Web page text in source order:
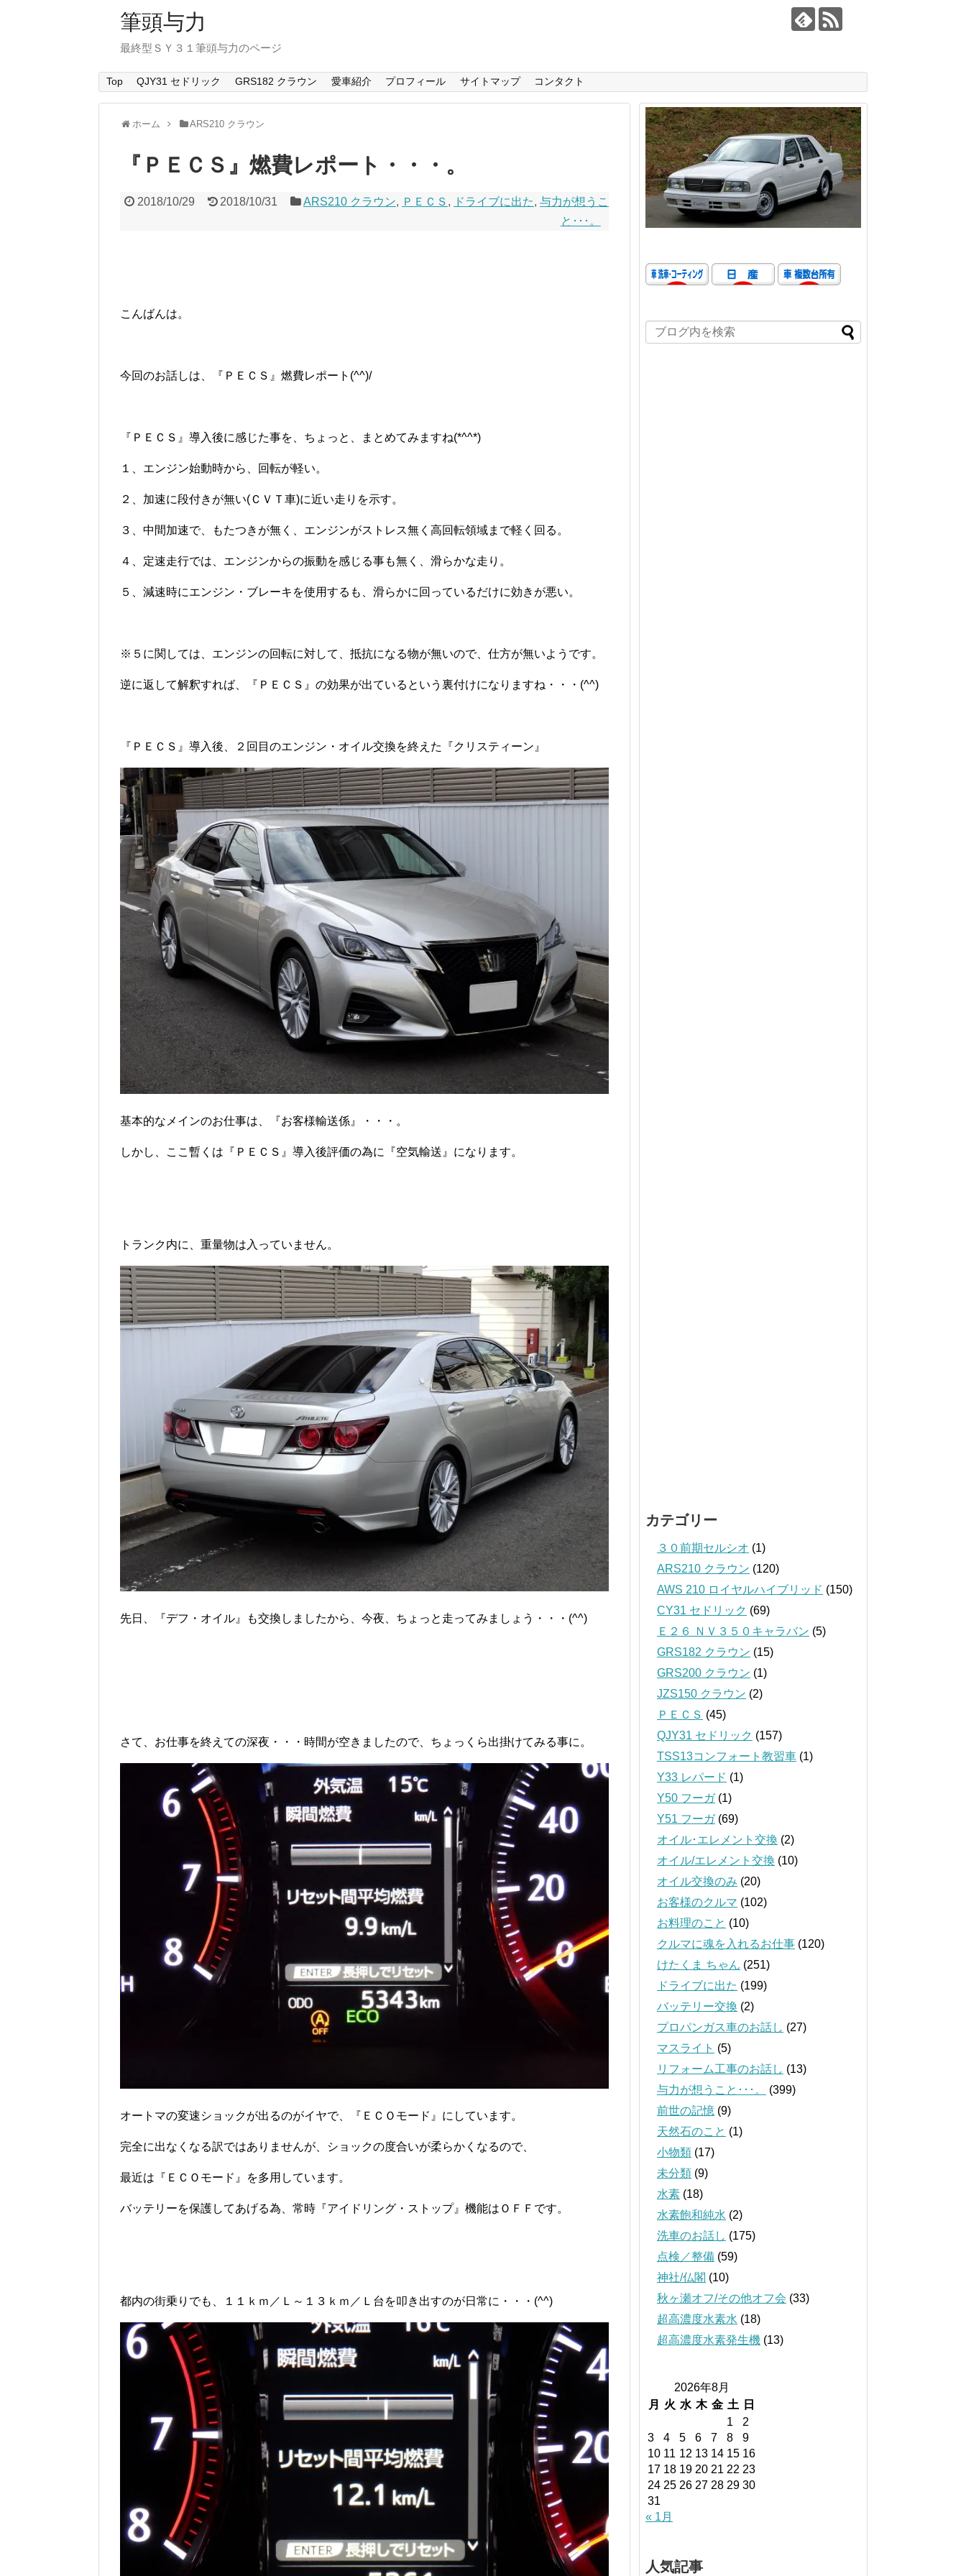
筆頭与力
最終型ＳＹ３１筆頭与力のページ
Top QJY31 セドリック GRS182 クラウン 愛車紹介 プロフィール サイトマップ コンタクト
ホーム ARS210 クラウン
『ＰＥＣＳ』燃費レポート・・・。
2018/10/29 2018/10/31 ARS210 クラウン, ＰＥＣＳ , ドライブに出た, 与力が想うこ
と･･･。
こんばんは。
今回のお話しは、『ＰＥＣＳ』燃費レポート(^^)/
『ＰＥＣＳ』導入後に感じた事を、ちょっと、まとめてみますね(*^^*)
１、エンジン始動時から、回転が軽い。
２、加速に段付きが無い(ＣＶＴ車)に近い走りを示す。
３、中間加速で、もたつきが無く、エンジンがストレス無く高回転領域まで軽く回る。
４、定速走行では、エンジンからの振動を感じる事も無く、滑らかな走り。
５、減速時にエンジン・ブレーキを使用するも、滑らかに回っているだけに効きが悪い。
※５に関しては、エンジンの回転に対して、抵抗になる物が無いので、仕方が無いようです。
逆に返して解釈すれば、『ＰＥＣＳ』の効果が出ているという裏付けになりますね・・・(^^)
『ＰＥＣＳ』導入後、２回目のエンジン・オイル交換を終えた『クリスティーン』
基本的なメインのお仕事は、『お客様輸送係』・・・。
しかし、ここ暫くは『ＰＥＣＳ』導入後評価の為に『空気輸送』になります。
トランク内に、重量物は入っていません。
先日、『デフ・オイル』も交換しましたから、今夜、ちょっと走ってみましょう・・・(^^)
さて、お仕事を終えての深夜・・・時間が空きましたので、ちょっくら出掛けてみる事に。
オートマの変速ショックが出るのがイヤで、『ＥＣＯモード』にしています。
完全に出なくなる訳ではありませんが、ショックの度合いが柔らかくなるので、
最近は『ＥＣＯモード』を多用しています。
バッテリーを保護してあげる為、常時『アイドリング・ストップ』機能はＯＦＦです。
都内の街乗りでも、１１ｋｍ／Ｌ～１３ｋｍ／Ｌ台を叩き出すのが日常に・・・(^^)
カテゴリー
３０前期セルシオ (1)
ARS210 クラウン (120)
AWS 210 ロイヤルハイブリッド (150)
CY31 セドリック (69)
Ｅ２６ ＮＶ３５０キャラバン (5)
GRS182 クラウン (15)
GRS200 クラウン (1)
JZS150 クラウン (2)
ＰＥＣＳ (45)
QJY31 セドリック (157)
TSS13コンフォート教習車 (1)
Y33 レパード (1)
Y50 フーガ(1)
Y51 フーガ(69)
オイル･エレメント交換 (2)
オイル/エレメント交換 (10)
オイル交換のみ (20)
お客様のクルマ (102)
お料理のこと (10)
クルマに魂を入れるお仕事 (120)
けたくま ちゃん (251)
ドライブに出た (199)
バッテリー交換 (2)
プロパンガス車のお話し (27)
マスライト (5)
リフォーム工事のお話し (13)
与力が想うこと･･･。
(399)
前世の記憶 (9)
天然石のこと (1)
小物類 (17)
未分類 (9)
水素 (18)
水素飽和純水 (2)
洗車のお話し (175)
点検／整備 (59)
神社/仏閣 (10)
秋ヶ瀬オフ/その他オフ会 (33)
超高濃度水素水 (18)
超高濃度水素発生機 (13)
2026年8月
月
火 水 木 金 土
日
1
2
3
4 5 6 7 8
9
10 11 12 13 14 15 16
17 18 19 20 21 22 23
24 25 26 27 28 29 30
31
« 1月
人気記事